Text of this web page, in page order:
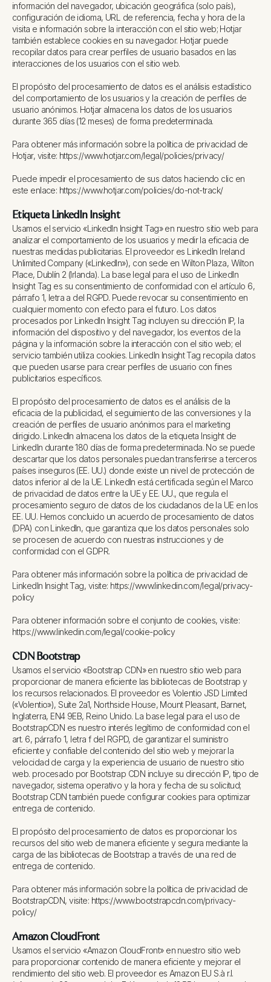
información del navegador, ubicación geográfica (solo país),
configuración de idioma, URL de referencia, fecha y hora de la
visita e información sobre la interacción con el sitio web; Hotjar
también establece cookies en su navegador. Hotjar puede
recopilar datos para crear perfiles de usuario basados en las
interacciones de los usuarios con el sitio web.
El propósito del procesamiento de datos es el análisis estadístico
del comportamiento de los usuarios y la creación de perfiles de
usuario anónimos. Hotjar almacena los datos de los usuarios
durante 365 días (12 meses) de forma predeterminada.
Para obtener más información sobre la política de privacidad de
Hotjar, visite: https://www.hotjar.com/legal/policies/privacy/
Puede impedir el procesamiento de sus datos haciendo clic en
este enlace: https://www.hotjar.com/policies/do-not-track/
Etiqueta LinkedIn Insight
Usamos el servicio «LinkedIn Insight Tag» en nuestro sitio web para
analizar el comportamiento de los usuarios y medir la eficacia de
nuestras medidas publicitarias. El proveedor es LinkedIn Ireland
Unlimited Company («LinkedIn»), con sede en Wilton Plaza, Wilton
Place, Dublín 2 (Irlanda). La base legal para el uso de LinkedIn
Insight Tag es su consentimiento de conformidad con el artículo 6,
párrafo 1, letra a del RGPD. Puede revocar su consentimiento en
cualquier momento con efecto para el futuro. Los datos
procesados por LinkedIn Insight Tag incluyen su dirección IP, la
información del dispositivo y del navegador, los eventos de la
página y la información sobre la interacción con el sitio web; el
servicio también utiliza cookies. LinkedIn Insight Tag recopila datos
que pueden usarse para crear perfiles de usuario con fines
publicitarios específicos.
El propósito del procesamiento de datos es el análisis de la
eficacia de la publicidad, el seguimiento de las conversiones y la
creación de perfiles de usuario anónimos para el marketing
dirigido. LinkedIn almacena los datos de la etiqueta Insight de
LinkedIn durante 180 días de forma predeterminada. No se puede
descartar que los datos personales puedan transferirse a terceros
países inseguros (EE. UU.) donde existe un nivel de protección de
datos inferior al de la UE. LinkedIn está certificada según el Marco
de privacidad de datos entre la UE y EE. UU., que regula el
procesamiento seguro de datos de los ciudadanos de la UE en los
EE. UU. Hemos concluido un acuerdo de procesamiento de datos
(DPA) con LinkedIn, que garantiza que los datos personales solo
se procesen de acuerdo con nuestras instrucciones y de
conformidad con el GDPR.
Para obtener más información sobre la política de privacidad de
LinkedIn Insight Tag, visite: https://www.linkedin.com/legal/privacy-
policy
Para obtener información sobre el conjunto de cookies, visite:
https://www.linkedin.com/legal/cookie-policy
CDN Bootstrap
Usamos el servicio «Bootstrap CDN» en nuestro sitio web para
proporcionar de manera eficiente las bibliotecas de Bootstrap y
los recursos relacionados. El proveedor es Volentio JSD Limited
(«Volentio»), Suite 2a1, Northside House, Mount Pleasant, Barnet,
Inglaterra, EN4 9EB, Reino Unido. La base legal para el uso de
BootstrapCDN es nuestro interés legítimo de conformidad con el
art. 6, párrafo 1, letra f del RGPD, de garantizar el suministro
eficiente y confiable del contenido del sitio web y mejorar la
velocidad de carga y la experiencia de usuario de nuestro sitio
web. procesado por Bootstrap CDN incluye su dirección IP, tipo de
navegador, sistema operativo y la hora y fecha de su solicitud;
Bootstrap CDN también puede configurar cookies para optimizar
entrega de contenido.
El propósito del procesamiento de datos es proporcionar los
recursos del sitio web de manera eficiente y segura mediante la
carga de las bibliotecas de Bootstrap a través de una red de
entrega de contenido.
Para obtener más información sobre la política de privacidad de
BootstrapCDN, visite: https://www.bootstrapcdn.com/privacy-
policy/
Amazon CloudFront
Usamos el servicio «Amazon CloudFront» en nuestro sitio web
para proporcionar contenido de manera eficiente y mejorar el
rendimiento del sitio web. El proveedor es Amazon EU S.à r.l.